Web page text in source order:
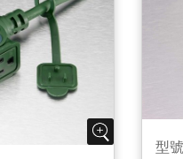
型號